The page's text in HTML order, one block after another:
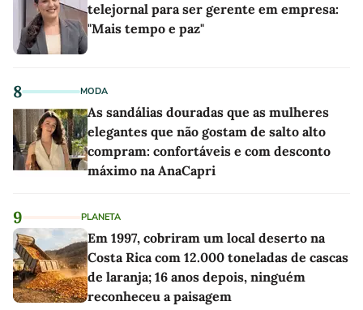
telejornal para ser gerente em empresa:
"Mais tempo e paz"
8 MODA
As sandálias douradas que as mulheres
elegantes que não gostam de salto alto
compram: confortáveis e com desconto
máximo na AnaCapri
9 PLANETA
Em 1997, cobriram um local deserto na
Costa Rica com 12.000 toneladas de cascas
de laranja; 16 anos depois, ninguém
reconheceu a paisagem